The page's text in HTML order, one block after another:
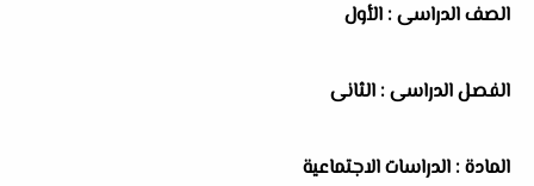
الصف الدراسى : الأول
الفصل الدراسى : الثانى
المادة : الدراسات الاجتماعية